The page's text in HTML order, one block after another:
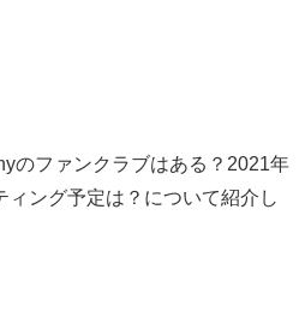
のファンクラブはある？2021年
ィング予定は？について紹介し